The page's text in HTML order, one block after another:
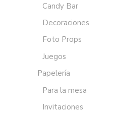
Candy Bar
Decoraciones
Foto Props
Juegos
Papelería
Para la mesa
Invitaciones